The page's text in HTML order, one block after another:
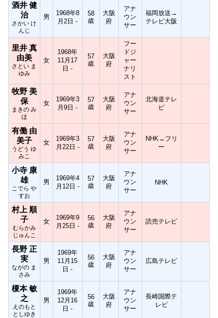
酒井 健
治
さかい け
んじ
男
1968年8
月2日 -
58
歳
大阪
府
アナ
ウン
サー
福岡放送→
テレビ大阪
里井 真
由美
さとい ま
ゆみ
女
1968年
11月17
日 -
57
歳
大阪
府
フー
ドジ
ャー
ナリ
スト
牧野 美
保
まきの み
ほ
女
1969年3
月9日 -
57
歳
大阪
府
アナ
ウン
サー
北海道テレ
ビ
有働 由
美子
うどう ゆ
みこ
女
1969年3
月22日 -
57
歳
大阪
府
アナ
ウン
サー
NHK→フリ
ー
小寺 康
雄
こでら や
すお
男
1969年4
月12日 -
57
歳
大阪
府
アナ
ウン
サー
NHK
村上 順
子
むらかみ
じゅんこ
女
1969年9
月25日 -
56
歳
大阪
府
アナ
ウン
サー
読売テレビ
長野 正
実
ながの ま
さみ
男
1969年
11月15
日 -
56
歳
大阪
府
アナ
ウン
サー
広島テレビ
榎本 敏
之
えのもと
としゆき
男
1969年
12月16
日 -
56
歳
大阪
府
アナ
ウン
サー
長崎国際テ
レビ